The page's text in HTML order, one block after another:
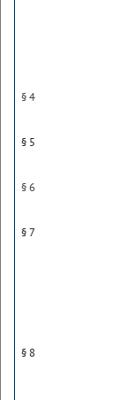
§ 4
§ 5
§ 6
§ 7
§ 8